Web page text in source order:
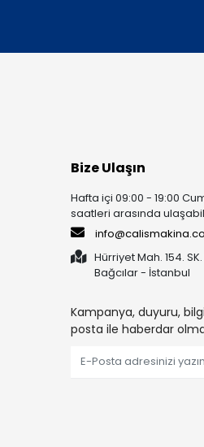
Bize Ulaşın
Hafta içi 09:00 - 19:00
saatleri arasında
Hürriyet Mah. 154. SK.
Bağcılar - İstanbul
Kampanya, duyuru,
posta ile haberdar